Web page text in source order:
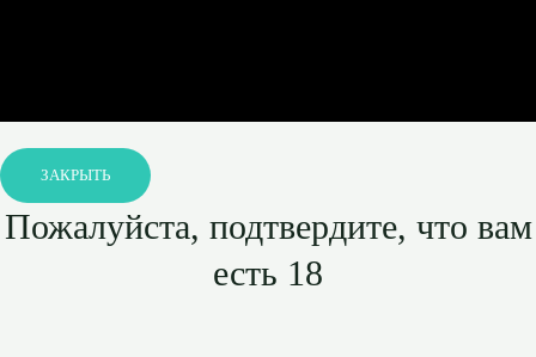
ЗАКРЫТЬ
Пожалуйста, подтвердите, что вам
есть 18